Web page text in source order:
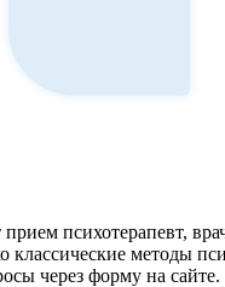
психотерапевт,
классические методы
через форму на сайте.